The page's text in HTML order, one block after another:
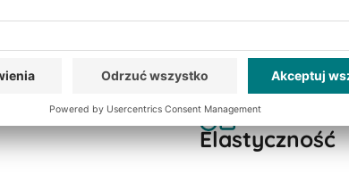
Elastyczność